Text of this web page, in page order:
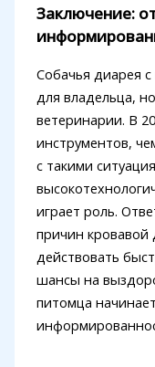
Заключение:
Собачья диарея
для владельца,
ветеринарии. В
инструментов,
с такими
играет роль.
причин кровавой
действовать
шансы на
питомца